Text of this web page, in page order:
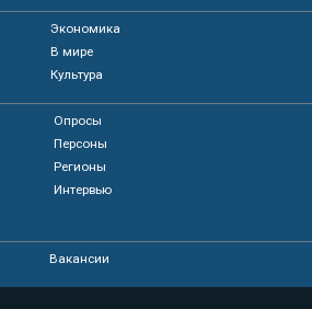
Экономика
В мире
Культура
Опросы
Персоны
Регионы
Интервью
Вакансии